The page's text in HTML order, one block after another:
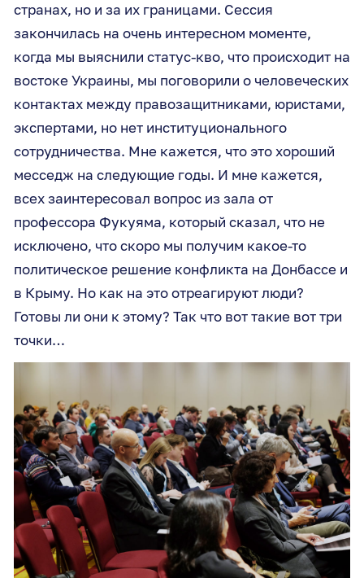
странах, но и за их границами. Сессия
закончилась на очень интересном моменте,
когда мы выяснили статус-кво, что происходит на
востоке Украины, мы поговорили о человеческих
контактах между правозащитниками, юристами,
экспертами, но нет институционального
сотрудничества. Мне кажется, что это хороший
месседж на следующие годы. И мне кажется,
всех заинтересовал вопрос из зала от
профессора Фукуяма, который сказал, что не
исключено, что скоро мы получим какое-то
политическое решение конфликта на Донбассе и
в Крыму. Но как на это отреагируют люди?
Готовы ли они к этому? Так что вот такие вот три
точки…